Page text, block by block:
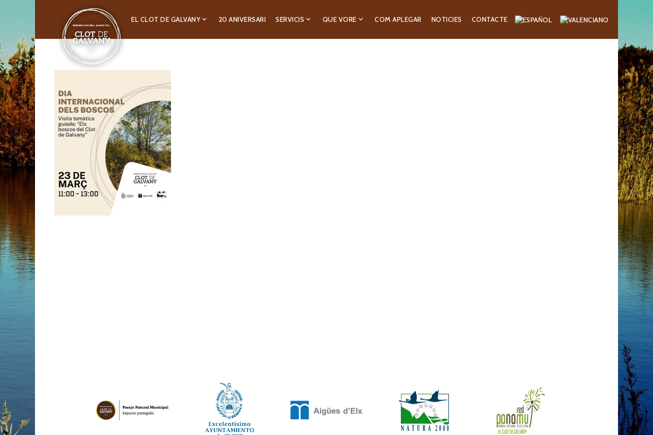
EL CLOT DE GALVANY 20 ANIVERSARI SERVICIS QUE VORE COM APLEGAR NOTICIES CONTACTE